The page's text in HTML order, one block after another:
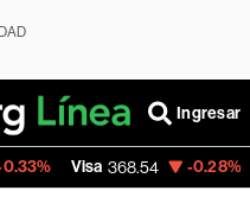
Ingresar
368.54 -0.28%